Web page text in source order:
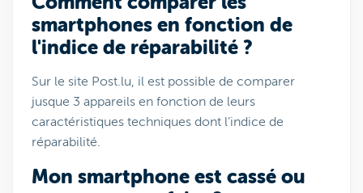
smartphones en fonction de
l'indice de réparabilité ?
Sur le site Post.lu, il est possible de comparer
jusque 3 appareils en fonction de leurs
caractéristiques techniques dont l’indice de
réparabilité.
Mon smartphone est cassé ou